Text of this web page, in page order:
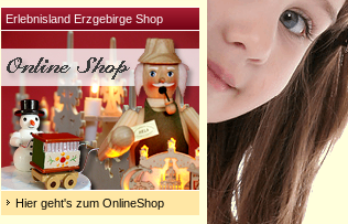
Erlebnisland Erzgebirge Shop
Hier geht's zum OnlineShop